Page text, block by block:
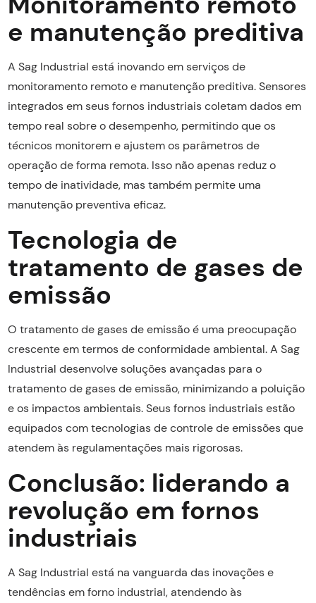
e manutenção preditiva
A Sag Industrial está inovando em serviços de
monitoramento remoto e manutenção preditiva. Sensores
integrados em seus fornos industriais coletam dados em
tempo real sobre o desempenho, permitindo que os
técnicos monitorem e ajustem os parâmetros de
operação de forma remota. Isso não apenas reduz o
tempo de inatividade, mas também permite uma
manutenção preventiva eficaz.
Tecnologia de
tratamento de gases de
emissão
O tratamento de gases de emissão é uma preocupação
crescente em termos de conformidade ambiental. A Sag
Industrial desenvolve soluções avançadas para o
tratamento de gases de emissão, minimizando a poluição
e os impactos ambientais. Seus fornos industriais estão
equipados com tecnologias de controle de emissões que
atendem às regulamentações mais rigorosas.
Conclusão: liderando a
revolução em fornos
industriais
A Sag Industrial está na vanguarda das inovações e
tendências em forno industrial, atendendo às